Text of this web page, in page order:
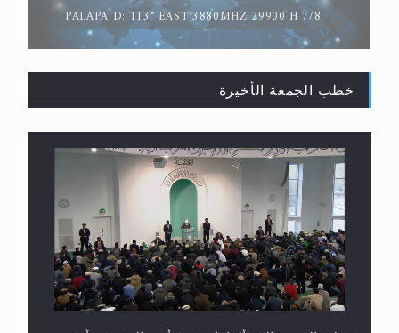
المفهوم الحقيقي للجهاد الإسلامي..
PALAPA D: 113° EAST 3880MHZ 29900 H 7/8
خطب الجمعة الأخيرة